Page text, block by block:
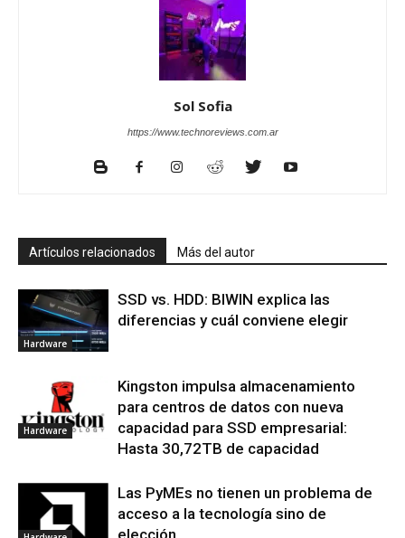
Sol Sofia
https://www.technoreviews.com.ar
Artículos relacionados Más del autor
Hardware
SSD vs. HDD: BIWIN explica las
diferencias y cuál conviene elegir
Hardware
Kingston impulsa almacenamiento
para centros de datos con nueva
capacidad para SSD empresarial:
Hasta 30,72TB de capacidad
Las PyMEs no tienen un problema de
acceso a la tecnología sino de
elección